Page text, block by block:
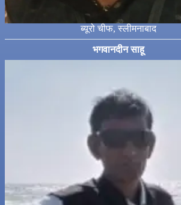
ब्यूरो चीफ, स्लीमनाबाद
भगवानदीन साहू